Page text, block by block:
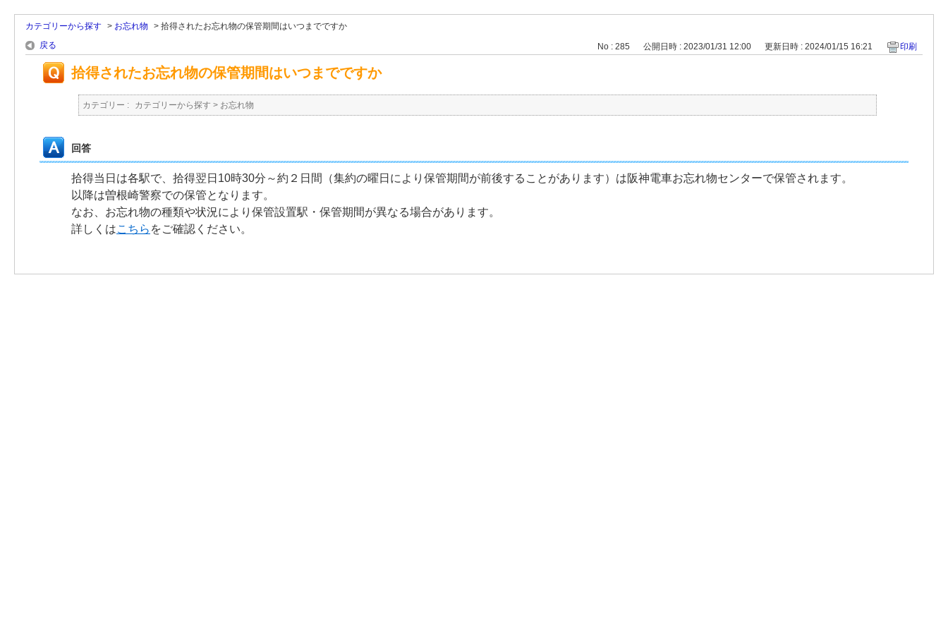
カテゴリーから探す > お忘れ物 > 拾得されたお忘れ物の保管期間はいつまでですか
戻る
No : 285 公開日時 : 2023/01/31 12:00 更新日時 : 2024/01/15 16:21 印刷
拾得されたお忘れ物の保管期間はいつまでですか
カテゴリー : カテゴリーから探す > お忘れ物
回答
拾得当日は各駅で、拾得翌日10時30分～約２日間（集約の曜日により保管期間が前後することがあります）は阪神電車お忘れ物センターで保管されます。
以降は曽根崎警察での保管となります。
なお、お忘れ物の種類や状況により保管設置駅・保管期間が異なる場合があります。
詳しくはこちら をご確認ください。